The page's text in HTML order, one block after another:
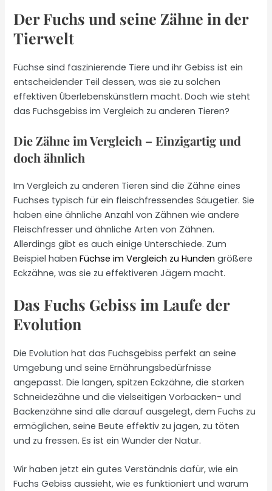
Der Fuchs und seine Zähne in der
Tierwelt
Füchse sind faszinierende Tiere und ihr Gebiss ist ein
entscheidender Teil dessen, was sie zu solchen
effektiven Überlebenskünstlern macht. Doch wie steht
das Fuchsgebiss im Vergleich zu anderen Tieren?
Die Zähne im Vergleich – Einzigartig und
doch ähnlich
Im Vergleich zu anderen Tieren sind die Zähne eines
Fuchses typisch für ein fleischfressendes Säugetier. Sie
haben eine ähnliche Anzahl von Zähnen wie andere
Fleischfresser und ähnliche Arten von Zähnen.
Allerdings gibt es auch einige Unterschiede. Zum
Beispiel habenFüchse im Vergleich zu Hunden größere
Eckzähne, was sie zu effektiveren Jägern macht.
Das Fuchs Gebiss im Laufe der
Evolution
Die Evolution hat das Fuchsgebiss perfekt an seine
Umgebung und seine Ernährungsbedürfnisse
angepasst. Die langen, spitzen Eckzähne, die starken
Schneidezähne und die vielseitigen Vorbacken- und
Backenzähne sind alle darauf ausgelegt, dem Fuchs zu
ermöglichen, seine Beute effektiv zu jagen, zu töten
und zu fressen. Es ist ein Wunder der Natur.
Wir haben jetzt ein gutes Verständnis dafür, wie ein
Fuchs Gebiss aussieht, wie es funktioniert und warum